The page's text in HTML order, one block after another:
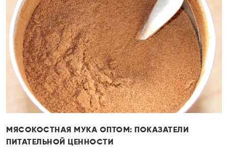
МЯСОКОСТНАЯ МУКА ОПТОМ: ПОКАЗАТЕЛИ
ПИТАТЕЛЬНОЙ ЦЕННОСТИ